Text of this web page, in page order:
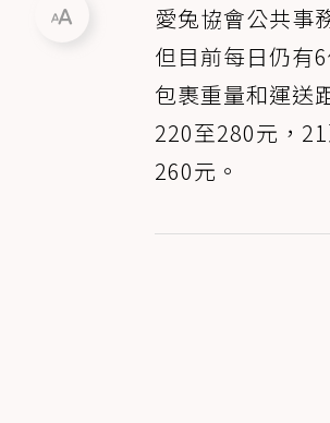
愛兔協會公共事
但目前每日仍有
包裹重量和運送
220至280元，
260元。